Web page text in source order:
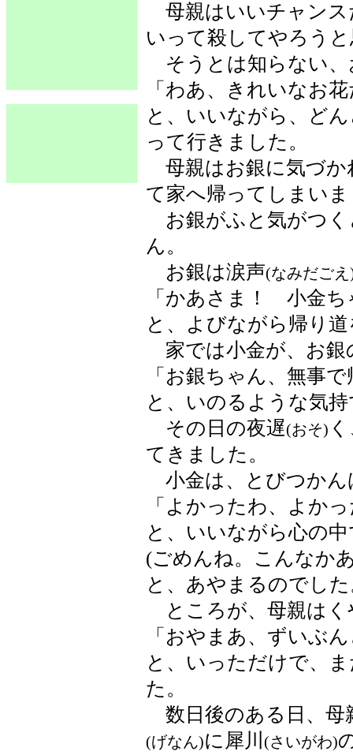
母親はいいチャンス
いって殺してやろう
そうとは知らない、
「わあ、きれいなお
と、いいながら、ど
って行きました。
母親はお銀に気づか
て家へ帰ってしまい
お銀がふと気がつく
ん。
お銀は涙声(なみだごえ
「かあさま！ 小金ち
と、よびながら帰り
家では小金が、お銀
「お銀ちゃん、無事
と、いのるような気
その日の夜遅(おそ)
てきました。
小金は、とびつかん
「よかったわ、よか
と、いいながら心の中
(ごめんね。こんなか
と、あやまるのでし
ところが、母親はく
「おやまあ、ずいぶ
と、いっただけで、
た。
数日後のある日、母
(げなん)に犀川 (さいがわ)